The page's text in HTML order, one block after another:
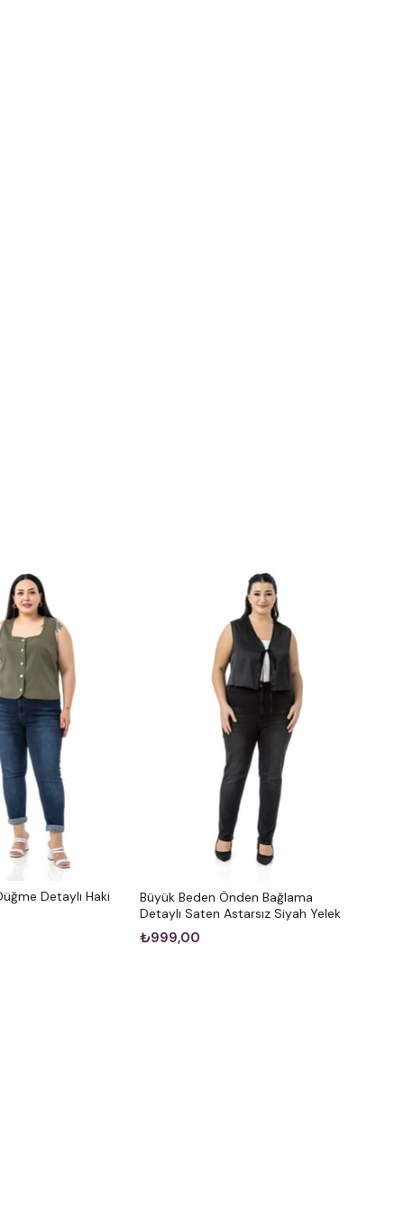
Detaylı Haki
Büyük Beden Önden Bağlama
Detaylı Saten Astarsız Siyah Yelek
₺999,00